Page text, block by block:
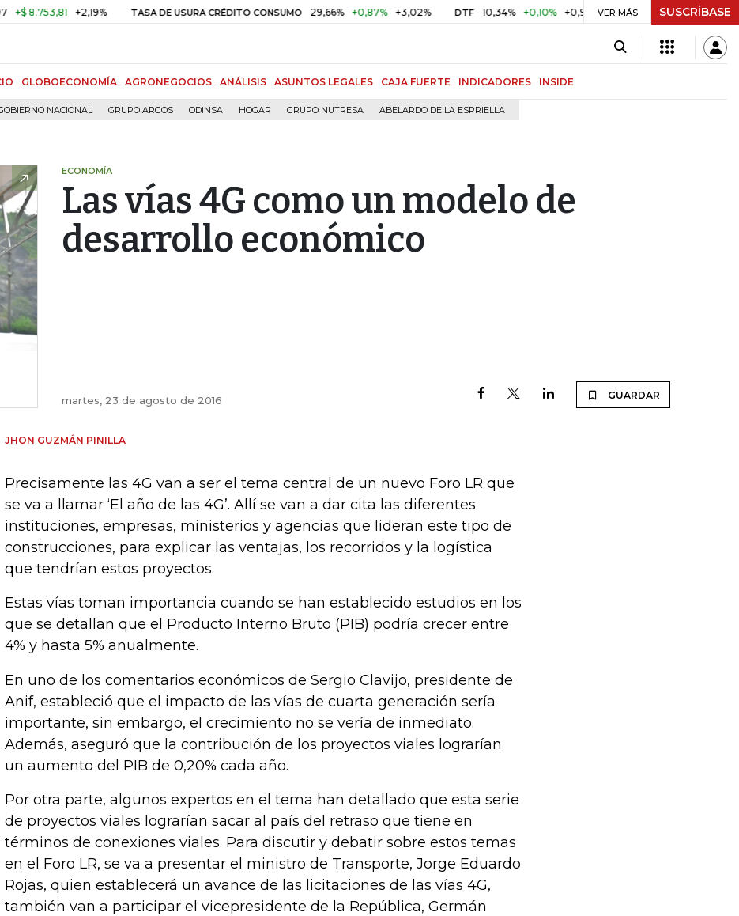
+2,19% TASA DE USURA CRÉDITO CONSUMO 29,66% +0,87% +3,02% DTF 10,34% +0,10% +0,98% UVR $ 416,96 +$ 0,05
VER MÁS SUSCRÍBASE
GLOBOECONOMÍA AGRONEGOCIOS ANÁLISIS ASUNTOS LEGALES CAJA FUERTE INDICADORES INSIDE
NACIONAL GRUPO ARGOS ODINSA HOGAR GRUPO NUTRESA ABELARDO DE LA ESPRIELLA
ECONOMÍA
Las vías 4G como un modelo de
desarrollo económico
martes, 23 de agosto de 2016 GUARDAR
JHON GUZMÁN PINILLA
Precisamente las 4G van a ser el tema central de un nuevo Foro LR que
se va a llamar ‘El año de las 4G’. Allí se van a dar cita las diferentes
instituciones, empresas, ministerios y agencias que lideran este tipo de
construcciones, para explicar las ventajas, los recorridos y la logística
que tendrían estos proyectos.
Estas vías toman importancia cuando se han establecido estudios en los
que se detallan que el Producto Interno Bruto (PIB) podría crecer entre
4% y hasta 5% anualmente.
En uno de los comentarios económicos de Sergio Clavijo, presidente de
Anif, estableció que el impacto de las vías de cuarta generación sería
importante, sin embargo, el crecimiento no se vería de inmediato.
Además, aseguró que la contribución de los proyectos viales lograrían
un aumento del PIB de 0,20% cada año.
Por otra parte, algunos expertos en el tema han detallado que esta serie
de proyectos viales lograrían sacar al país del retraso que tiene en
términos de conexiones viales. Para discutir y debatir sobre estos temas
en el Foro LR, se va a presentar el ministro de Transporte, Jorge Eduardo
Rojas, quien establecerá un avance de las licitaciones de las vías 4G,
también van a participar el vicepresidente de la República, Germán